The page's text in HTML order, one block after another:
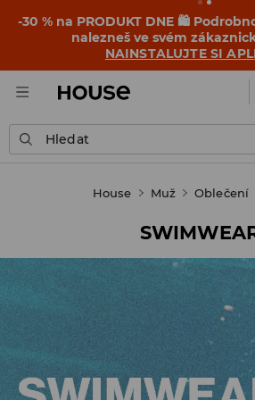
-30 % na PRODUKT DNE 🛍️
nalezneš ve svém
NAINSTALUJTE SI
Hledat
House Muž Oblečení